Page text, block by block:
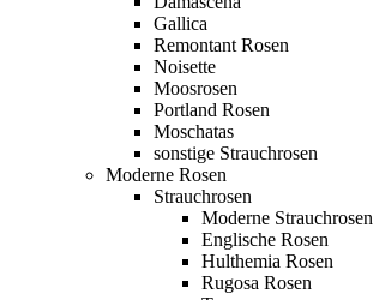
Gallica
Remontant Rosen
Noisette
Moosrosen
Portland Rosen
Moschatas
sonstige Strauchrosen
Moderne Rosen
Strauchrosen
Moderne Strauchrosen
Englische Rosen
Hulthemia Rosen
Rugosa Rosen